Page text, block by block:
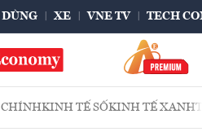
XE VNE TV TECH
KINH TẾ SỐKINH TẾ XANH